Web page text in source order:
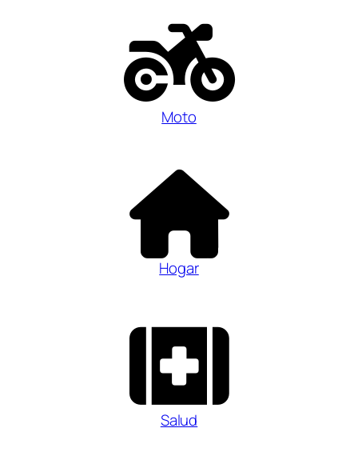
Moto
Hogar
Salud